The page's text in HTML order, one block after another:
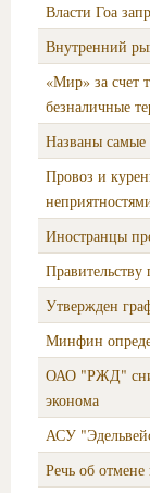
Власти Гоа
Внутренний
«Мир» за счет
безналичные
Названы
Провоз и
Иностранцы
Правительству
Утвержден
Минфин
ОАО "РЖД"
эконома
АСУ
Речь об